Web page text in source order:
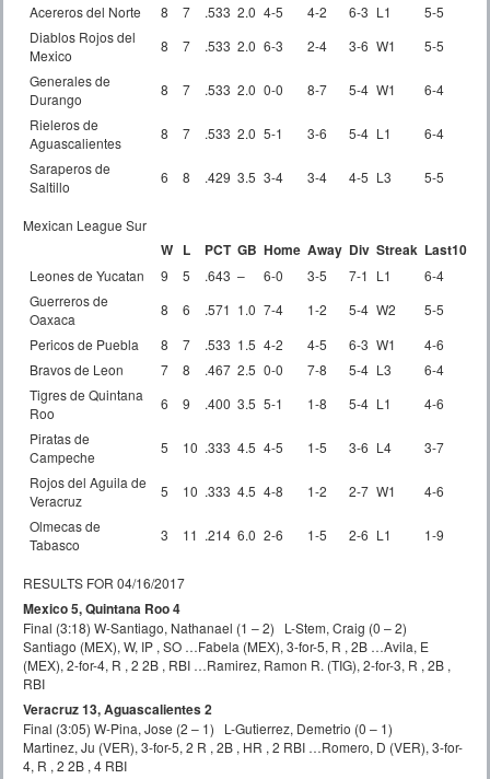
Acereros del Norte
8 7 .533 2.0 4-5 4-2 6-3 L1
5-5
Diablos Rojos del
Mexico
8 7 .533 2.0 6-3 2-4 3-6 W1
5-5
Generales de
Durango
8 7 .533 2.0 0-0 8-7 5-4 W1
6-4
Rieleros de
Aguascalientes
8 7 .533 2.0 5-1 3-6 5-4 L1
6-4
Saraperos de
Saltillo
6 8 .429 3.5 3-4 3-4 4-5 L3 5-5
Mexican League Sur
W L PCT GB Home Away Div Streak Last10
Leones de Yucatan 9 5 .643 – 6-0 3-5 7-1 L1
6-4
Guerreros de
Oaxaca
8 6 .571 1.0 7-4 1-2 5-4 W2
5-5
Pericos de Puebla
8 7 .533 1.5 4-2 4-5 6-3 W1
4-6
Bravos de Leon
7 8 .467 2.5 0-0 7-8 5-4 L3
6-4
Tigres de Quintana
Roo
6 9 .400 3.5 5-1 1-8 5-4 L1
4-6
Piratas de
Campeche
5 10 .333 4.5 4-5 1-5 3-6 L4
3-7
Rojos del Aguila de
Veracruz
5 10 .333 4.5 4-8 1-2 2-7 W1
4-6
Olmecas de
Tabasco
3 11 .214 6.0 2-6 1-5 2-6 L1 1-9
RESULTS FOR 04/16/2017
Mexico 5, Quintana Roo 4
Final (3:18) W-Santiago, Nathanael (1 – 2) L-Stem, Craig (0 – 2)
Santiago (MEX), W, IP , SO …Fabela (MEX), 3-for-5, R , 2B …Avila, E
(MEX), 2-for-4, R , 2 2B , RBI …Ramirez, Ramon R. (TIG), 2-for-3, R , 2B ,
RBI
Veracruz 13, Aguascalientes 2
Final (3:05) W-Pina, Jose (2 – 1) L-Gutierrez, Demetrio (0 – 1)
Martinez, Ju (VER), 3-for-5, 2 R , 2B , HR , 2 RBI …Romero, D (VER), 3-for-
4, R , 2 2B , 4 RBI